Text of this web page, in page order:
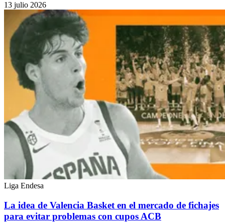
13 julio 2026
Liga Endesa
La idea de Valencia Basket en el mercado de fichajes
para evitar problemas con cupos ACB